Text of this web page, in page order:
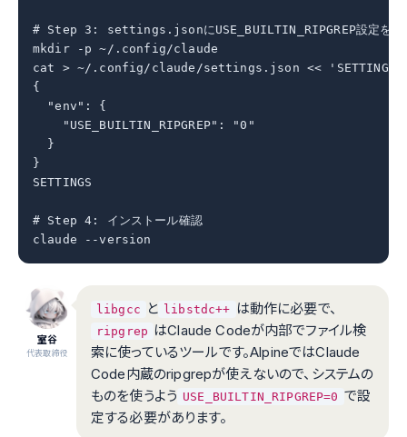
# Step 3: settings.jsonにUSE_BUILTIN_RIPGREP設定を追
mkdir -p ~/.config/claude
cat > ~/.config/claude/settings.json << 'SETTINGS'
{
  "env": {
    "USE_BUILTIN_RIPGREP": "0"
  }
}
SETTINGS
# Step 4: インストール確認
claude --version
室谷
代表取締役
libgcc と libstdc++ は動作に必要で、
ripgrep はClaude Codeが内部でファイル検
索に使っているツールです。AlpineではClaude
Code内蔵のripgrepが使えないので、システムの
ものを使うよう USE_BUILTIN_RIPGREP=0 で設
定する必要があります。